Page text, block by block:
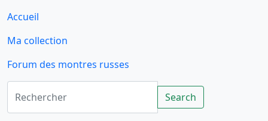
Accueil
Ma collection
Forum des montres russes
Rechercher
Search